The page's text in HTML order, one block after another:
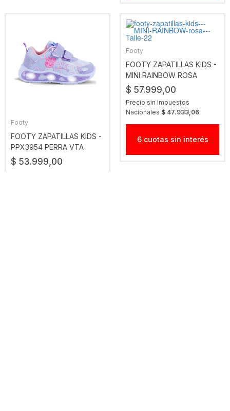
Footy
FOOTY ZAPATILLAS KIDS -
PPX3954 PERRA VTA
$ 53.999,00
Footy
FOOTY ZAPATILLAS KIDS -
MINI RAINBOW ROSA
$ 57.999,00
Precio sin Impuestos
Nacionales $ 47.933,06
6 cuotas sin interés